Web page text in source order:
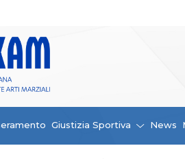
Giustizia Sportiva News
Federazione
La FIJLKAM
Storia
di tutti i tempi
News
Federali